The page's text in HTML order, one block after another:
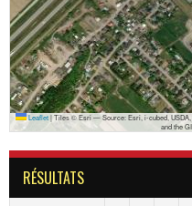
Leaflet|Tiles © Esri — Source: Esri, i-cubed, USDA,
and the
RÉSULTATS